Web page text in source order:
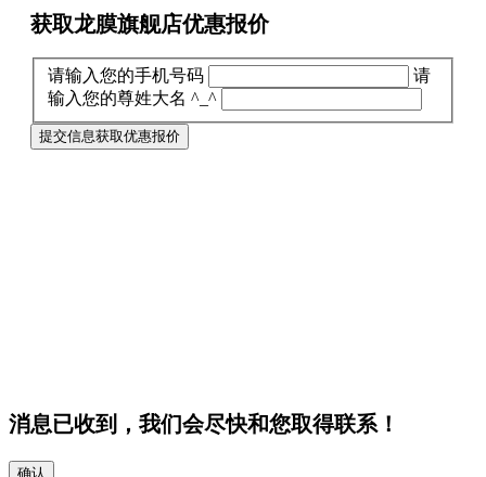
获取龙膜旗舰店优惠报价
请输入您的手机号码
请
输入您的尊姓大名 ^_^
提交信息获取优惠报价
消息已收到，我们会尽快和您取得联系！
确认